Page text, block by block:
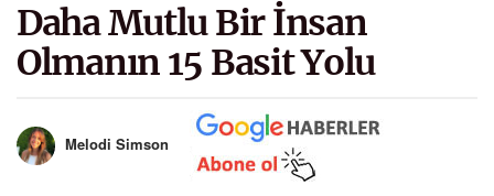
Daha Mutlu Bir İnsan
Olmanın 15 Basit Yolu
Melodi Simson